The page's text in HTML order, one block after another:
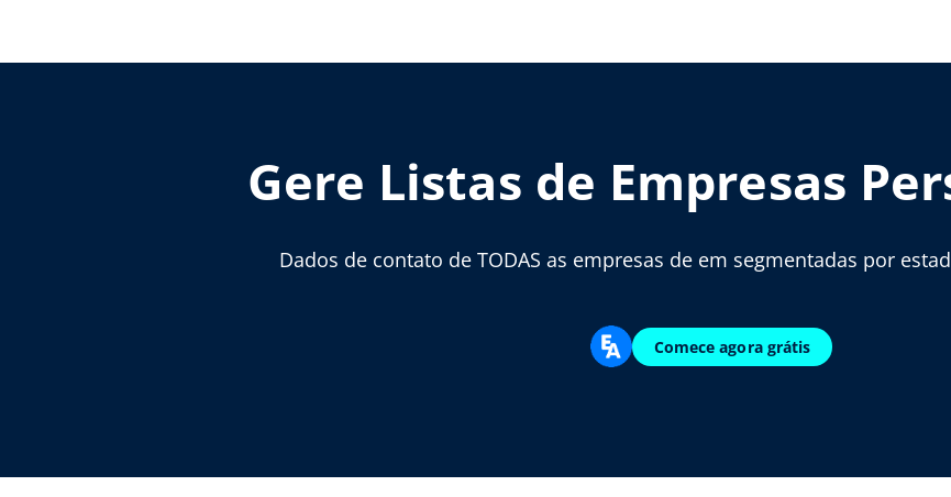
Gere Listas de Empresas
Dados de contato de TODAS as empresas de em segmentadas por
Comece agora grátis